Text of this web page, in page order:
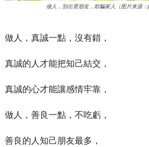
做人，別出賣朋友，欺騙家人（图片来源：
做人，真誠一點，沒有錯，
真誠的人才能把知己結交，
真誠的心才能讓感情牢靠，
做人，善良一點，不吃虧，
善良的人知己朋友最多，